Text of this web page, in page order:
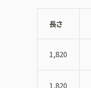
長さ
1,820
1,820